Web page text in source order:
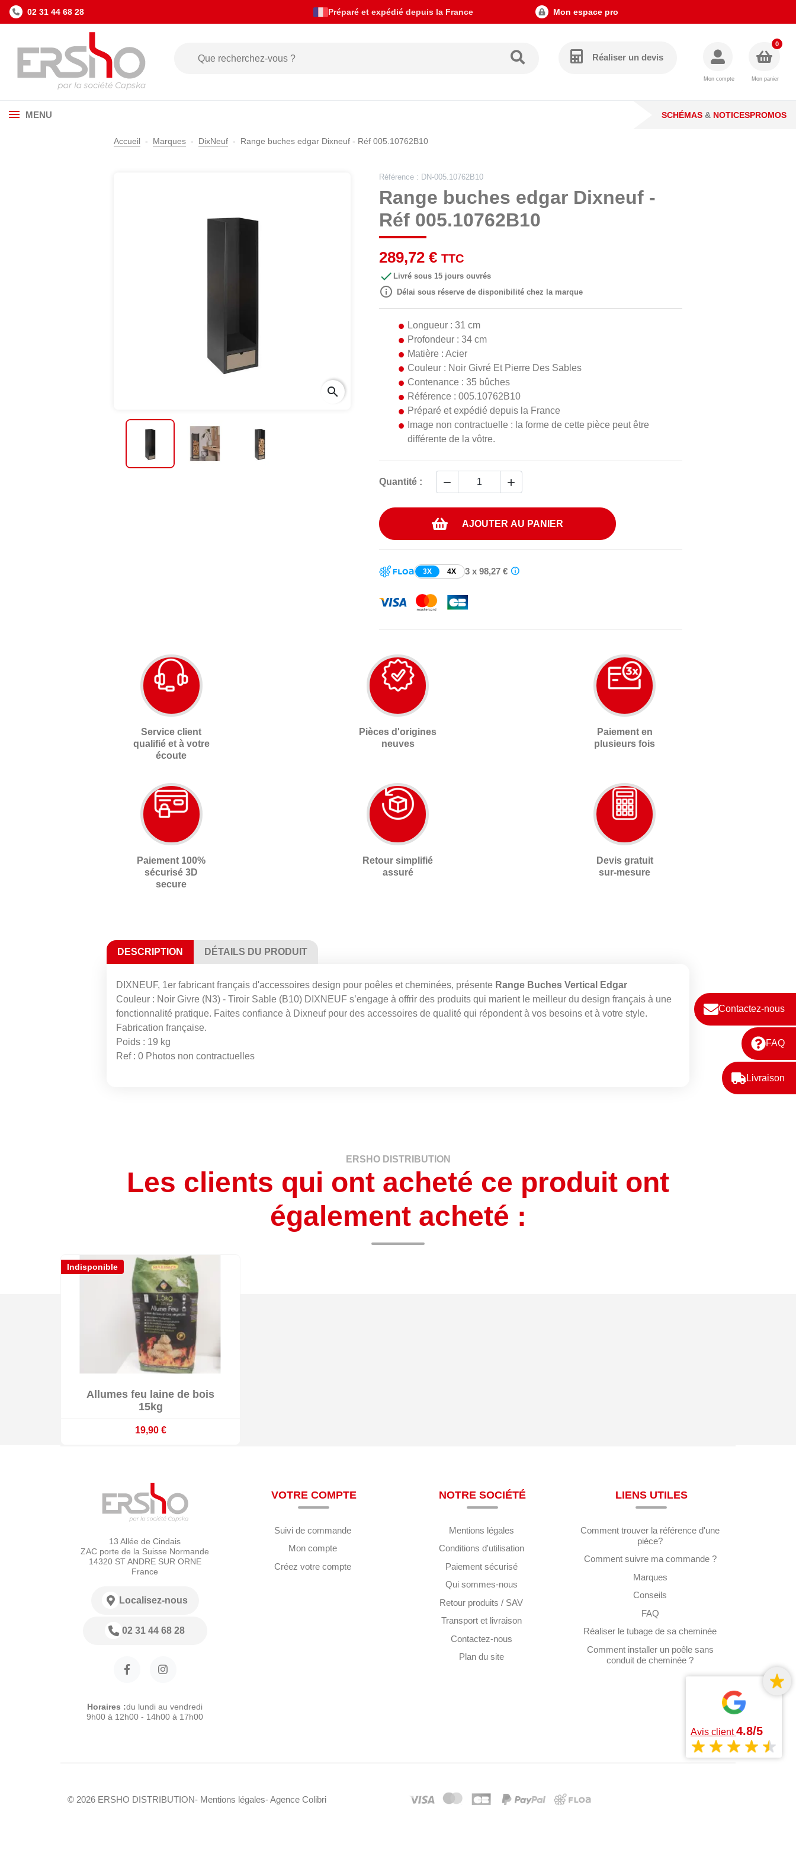
Avis client4.8/5
02 31 44 68 28 Actualités de livraison Mon espace pro
Réaliser un devis
Mon compte Mon panier
0
Contactez-nous
FAQ
Livraison
MENU SCHÉMAS & NOTICESPROMOS
Accueil Marques DixNeuf Range buches edgar Dixneuf - Réf 005.10762B10
search
Référence : DN-005.10762B10
Range buches edgar Dixneuf -
Réf 005.10762B10
289,72 € TTC
 Livré sous 15 jours ouvrés
 Délai sous réserve de disponibilité chez la marque
Longueur : 31 cm
Profondeur : 34 cm
Matière : Acier
Couleur : Noir Givré Et Pierre Des Sables
Contenance : 35 bûches
Référence : 005.10762B10
Préparé et expédié depuis la France
Image non contractuelle : la forme de cette pièce peut être
différente de la vôtre.
Quantité :  
AJOUTER AU PANIER
3X 4X 3 x 98,27 €
Service client
qualifié et à votre
écoute
Pièces d'origines
neuves
Paiement en
plusieurs fois
Paiement 100%
sécurisé 3D
secure
Retour simplifié
assuré
Devis gratuit
sur-mesure
DESCRIPTION DÉTAILS DU PRODUIT
DIXNEUF, 1er fabricant français d'accessoires design pour poêles et cheminées, présente Range Buches Vertical Edgar
Couleur : Noir Givre (N3) - Tiroir Sable (B10) DIXNEUF s’engage à offrir des produits qui marient le meilleur du design français à une
fonctionnalité pratique. Faites confiance à Dixneuf pour des accessoires de qualité qui répondent à vos besoins et à votre style.
Fabrication française.
Poids : 19 kg
Ref : 0 Photos non contractuelles
ERSHO DISTRIBUTION
Les clients qui ont acheté ce produit ont
également acheté :
Indisponible
 Indisponible
Allumes feu laine de bois
15kg
19,90 €
13 Allée de Cindais
ZAC porte de la Suisse Normande
14320 ST ANDRE SUR ORNE
France
Localisez-nous
02 31 44 68 28
Horaires :du lundi au vendredi
9h00 à 12h00 - 14h00 à 17h00
VOTRE COMPTE
Suivi de commande
Mon compte
Créez votre compte
NOTRE SOCIÉTÉ
Mentions légales
Conditions d'utilisation
Paiement sécurisé
Qui sommes-nous
Retour produits / SAV
Transport et livraison
Contactez-nous
Plan du site
LIENS UTILES
Comment trouver la référence d'une
pièce?
Comment suivre ma commande ?
Marques
Conseils
FAQ
Réaliser le tubage de sa cheminée
Comment installer un poêle sans
conduit de cheminée ?
© 2026 ERSHO DISTRIBUTION- Mentions légales- Agence Colibri